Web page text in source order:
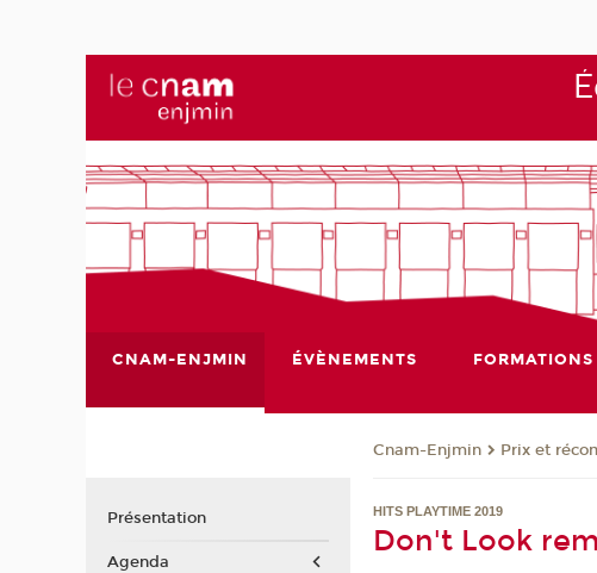
CNAM-ENJMIN ÉVÈNEMENTS FORMATIONS
Cnam-Enjmin Prix et
HITS PLAYTIME 2019
Don't Look
Présentation
Agenda